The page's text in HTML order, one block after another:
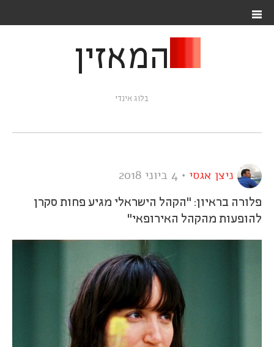
המאזין
בלוג אינדי
ניצן אגסי • 4 ביוני 2018
פלורה בראיון: "הקהל הישראלי מגיע פחות סקרן
להופעות מהקהל האירופאי"